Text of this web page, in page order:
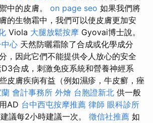
中的皮膚。 on page seo 如果我們將
的生物霜中，我們可以使皮膚更加安
Viola 大腿放鬆按摩 Gyovai博士說。
心 天然防曬霜除了合成或化學成分
，因此它們不能提供令人放心的安全
合成，刺激免疫系統和營養神經系
皮膚疾病有益（例如濕疹，牛皮癬，痤
會計事務所 外燴 台胞證新北 供一般
AD 台中西屯按摩推薦 律師 眼科診所
議每2小時建議一次。 徵信社推薦 如